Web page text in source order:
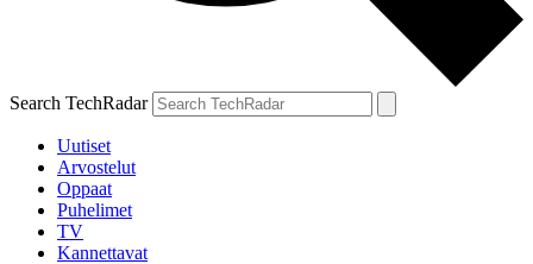
Search TechRadar
Uutiset
Arvostelut
Oppaat
Puhelimet
TV
Kannettavat